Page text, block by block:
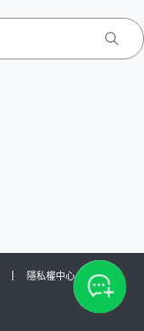
隱私權中心